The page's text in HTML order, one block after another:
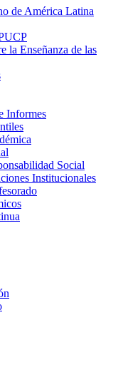
de América Latina
la Enseñanza de las
Informes
Social
Institucionales